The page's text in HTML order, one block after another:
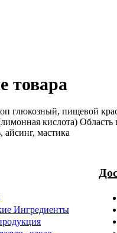
товара
глюкозный, пищевой
кислота)
айсинг, мастика
Ингредиенты